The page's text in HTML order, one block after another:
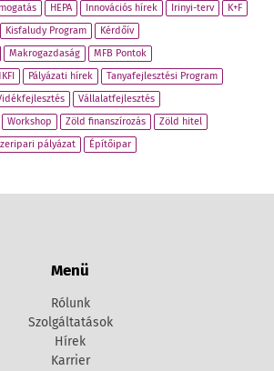
HEPA Innovációs hírek Irinyi-terv
K+F
Kisfaludy Program
Kérdőív
Makrogazdaság
MFB Pontok
Pályázati hírek
Tanyafejlesztési Program
Vállalatfejlesztés
Workshop Zöld finanszírozás
Zöld hitel
pályázat Építőipar
Menü
Rólunk
Szolgáltatások
Hírek
Karrier